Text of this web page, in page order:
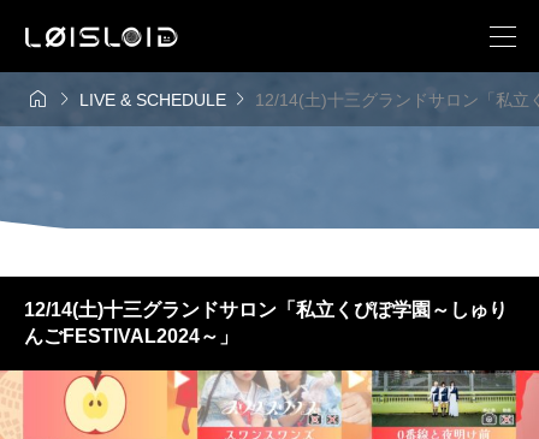
  LIVE & SCHEDULE  12/14(土)十三グランドサロン「私立
12/14(土)十三グランドサロン「私立くぴぽ学園～しゅり
んごFESTIVAL2024～」